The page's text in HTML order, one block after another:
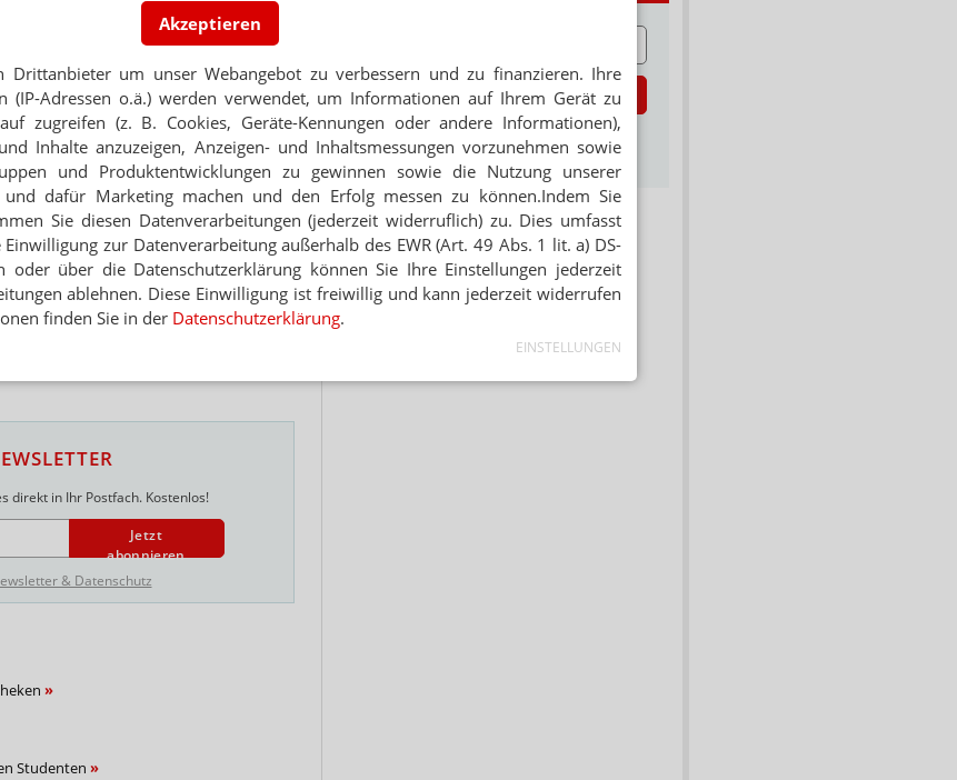
Akzeptieren
um unser Webangebot zu verbessern und zu finanzieren. Ihre
(IP-Adressen o.ä.) werden verwendet, um Informationen auf Ihrem Gerät zu
zugreifen (z. B. Cookies, Geräte-Kennungen oder andere Informationen),
Inhalte anzuzeigen, Anzeigen- und Inhaltsmessungen vorzunehmen sowie
und Produktentwicklungen zu gewinnen sowie die Nutzung unserer
und dafür Marketing machen und den Erfolg messen zu können.Indem Sie
Sie diesen Datenverarbeitungen (jederzeit widerruflich) zu. Dies umfasst
zur Datenverarbeitung außerhalb des EWR (Art. 49 Abs. 1 lit. a) DS-
oder über die Datenschutzerklärung können Sie Ihre Einstellungen jederzeit
ablehnen. Diese Einwilligung ist freiwillig und kann jederzeit widerrufen
finden Sie in der Datenschutzerklärung.
EINSTELLUNGEN
auf Praktikumssuche in einer Checkliste
um einem PJ-Platz
Spezialisierungen und
für die sich der Student selbst
spielt eine Rolle: Wie modern sieht
Labor eingerichtet?
insbesondere auch mit Blick auf
40-Stunden-Stelle stehen dem PhiP
einGehalt von monatlich 880 Eurobrutto.
zu sprechen: So könnten etwa
Zuschuss zur Unterkunft
in einer Apotheke am Unistandort
Der Verband bietet daher auf
eine Wohnungsbörse an.
direkt in Ihr Postfach. Kostenlos!
Jetzt
abonnieren
& Datenschutz
Studenten
Jetzt abonnieren
Hinweis zum Newsletter &
Datenschutz